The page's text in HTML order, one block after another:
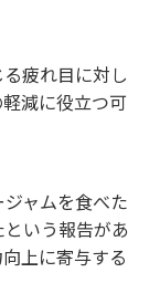
疲れ目に対し
減に役立つ可
ャムを食べた
いう報告があ
上に寄与する